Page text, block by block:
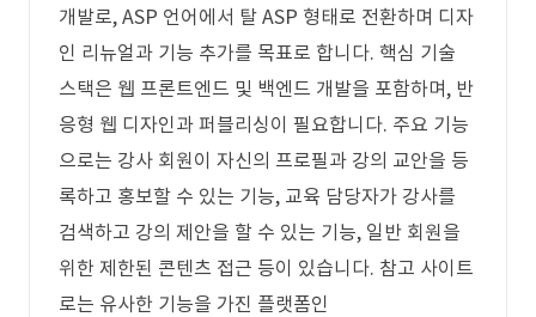
개발로, ASP 언어에서 탈 ASP 형태로 전환하며 디자
인 리뉴얼과 기능 추가를 목표로 합니다. 핵심 기술
스택은 웹 프론트엔드 및 백엔드 개발을 포함하며, 반
응형 웹 디자인과 퍼블리싱이 필요합니다. 주요 기능
으로는 강사 회원이 자신의 프로필과 강의 교안을 등
록하고 홍보할 수 있는 기능, 교육 담당자가 강사를
검색하고 강의 제안을 할 수 있는 기능, 일반 회원을
위한 제한된 콘텐츠 접근 등이 있습니다. 참고 사이트
로는 유사한 기능을 가진 플랫폼인